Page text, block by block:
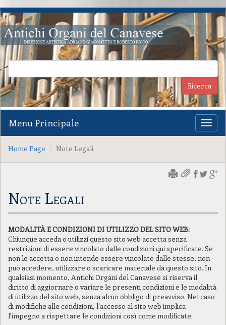
Menu Principale
Home Page Note Legali
Note Legali
MODALITÀ E CONDIZIONI DI UTILIZZO DEL SITO WEB:
Chiunque acceda o utilizzi questo sito web accetta senza
restrizioni di essere vincolato dalle condizioni qui specificate. Se
non le accetta o non intende essere vincolato dalle stesse, non
può accedere, utilizzare o scaricare materiale da questo sito. In
qualsiasi momento, Antichi Organi del Canavese si riserva il
diritto di aggiornare o variare le presenti condizioni e le modalità
di utilizzo del sito web, senza alcun obbligo di preavviso. Nel caso
di modifiche alle condizioni, l'accesso al sito web implica
l'impegno a rispettare le condizioni così come modificate.